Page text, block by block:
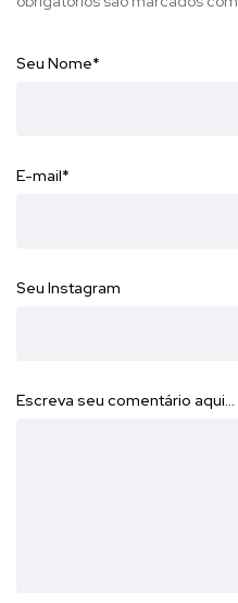
Seu Nome*
E-mail*
Seu Instagram
Escreva seu comentário aqui…